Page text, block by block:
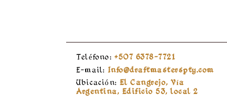
Teléfono: +507 6378-7721
E-mail: Info@draftmasterspty.com
Ubicación: El Cangrejo, Vía
Argentina, Edificio 53, local 2